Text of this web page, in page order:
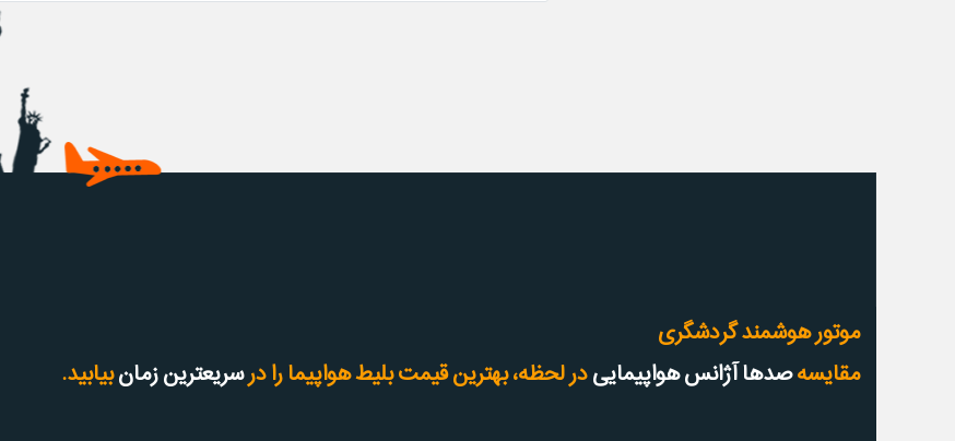
موتور هوشمند گردشگری
مقایسهصدها آژانس هواپیمایی در لحظه، بهترین قیمت بلیط هواپیما را درسریعترین زمان بیابید.